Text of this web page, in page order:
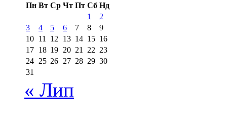
Пн Вт Ср Чт Пт Сб Нд
1
2
3
4 5 6 7 8
9
10 11 12 13 14 15 16
17 18 19 20 21 22 23
24 25 26 27 28 29 30
31
« Лип